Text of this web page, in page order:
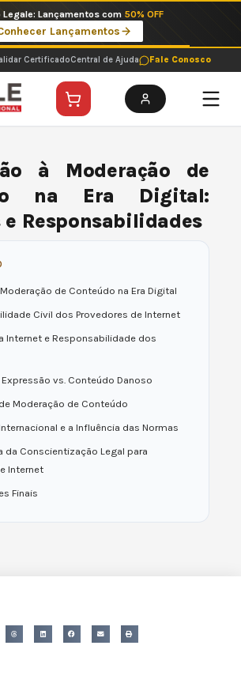
Legale: Lançamentos com 50% OFF
Lançamentos
CertificadoCentral de Ajuda Fale Conosco
à Moderação de
na Era Digital:
e Responsabilidades
de Conteúdo na Era Digital
Civil dos Provedores de Internet
Internet e Responsabilidade dos
vs. Conteúdo Danoso
Moderação de Conteúdo
e a Influência das Normas
da Conscientização Legal para
Internet
Finais